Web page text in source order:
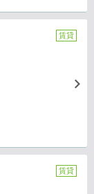
賃貸
賃貸